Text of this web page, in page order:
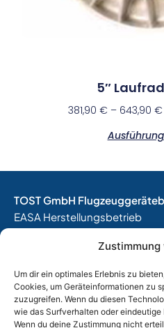
Um dir ein optimales Erlebnis zu
Cookies, um Geräteinformationen zu
zuzugreifen. Wenn du diesen
wie das Surfverhalten oder
Wenn du deine Zustimmung nicht
5″
381,90 € – 643,90 €
TOST GmbH
EASA Herstellungsbetrieb
Entwicklungsbetrieb
Thalkirchner Straße 62
80337 München
Tel. +49(0)89 544 599 0